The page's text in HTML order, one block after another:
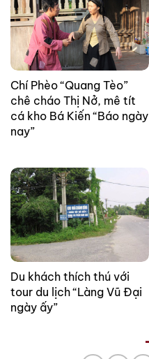
Chí Phèo “Quang Tèo”
chê cháo Thị Nở, mê tít
cá kho Bá Kiến “Báo ngày
nay”
Du khách thích thú với
tour du lịch “Làng Vũ Đại
ngày ấy”